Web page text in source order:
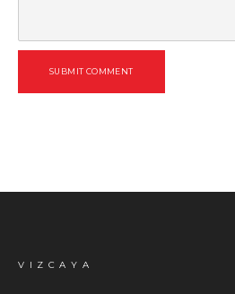
SUBMIT COMMENT
VIZCAYA